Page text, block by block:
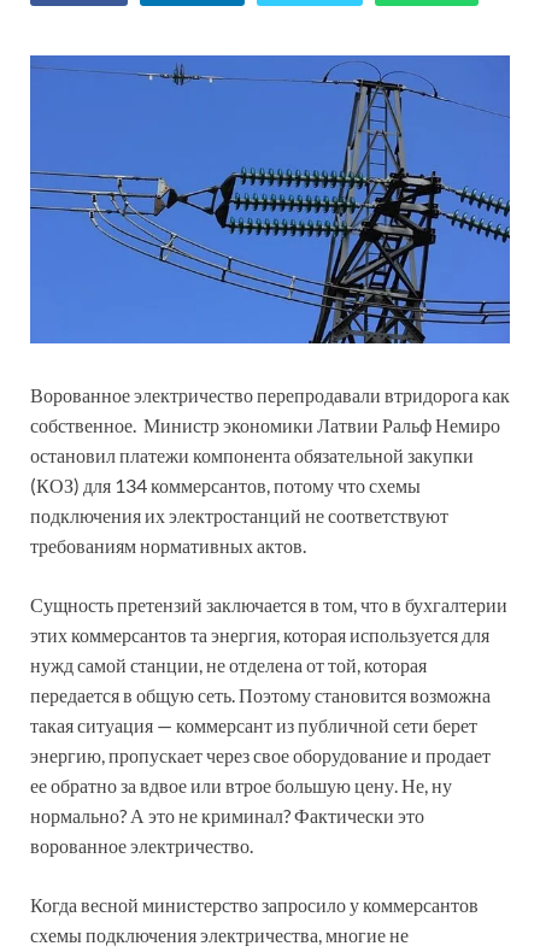
Ворованное электричество перепродавали втридорога как
собственное. Министр экономики Латвии Ральф Немиро
остановил платежи компонента обязательной закупки
(КОЗ) для 134 коммерсантов, потому что схемы
подключения их электростанций не соответствуют
требованиям нормативных актов.
Сущность претензий заключается в том, что в бухгалтерии
этих коммерсантов та энергия, которая используется для
нужд самой станции, не отделена от той, которая
передается в общую сеть. Поэтому становится возможна
такая ситуация — коммерсант из публичной сети берет
энергию, пропускает через свое оборудование и продает
ее обратно за вдвое или втрое большую цену. Не, ну
нормально? А это не криминал? Фактически это
ворованное электричество.
Когда весной министерство запросило у коммерсантов
схемы подключения электричества, многие не